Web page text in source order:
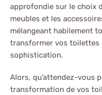
approfondie sur le choix
meubles et les
mélangeant habilement
transformer vos toilettes
sophistication.
Alors, qu’attendez-vous
transformation de vos